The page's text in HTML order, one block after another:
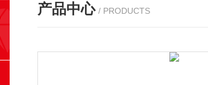
产品中心 / PRODUCTS